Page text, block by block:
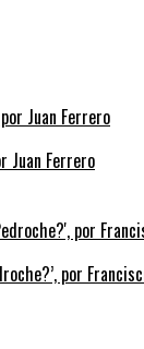
Juan Ferrero
por